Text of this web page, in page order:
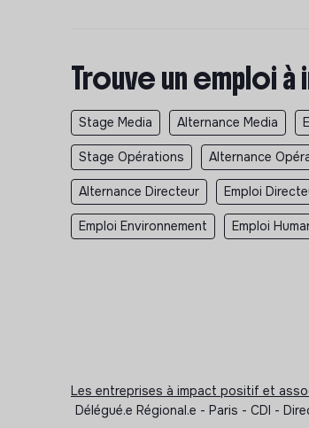
Trouve un emploi
Stage Media Alternance Media
Stage Opérations Alternance
Alternance Directeur Emploi
Emploi Environnement Emploi
Les entreprises à impact positif et
Délégué.e Régional.e - Paris - CDI -